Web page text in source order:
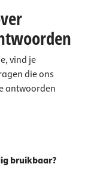
vind je
die ons
antwoorden
bruikbaar?